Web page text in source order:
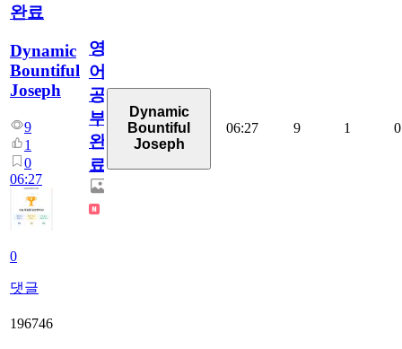
완료
Dynamic
Bountiful
Joseph
9
1
0
06:27
0
댓글
영
어
공
부
완
료
Dynamic
Bountiful
Joseph
06:27 9 1 0
196746